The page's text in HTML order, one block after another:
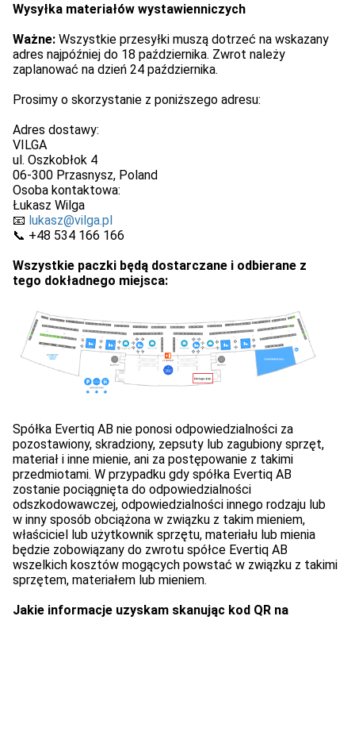
Wysyłka materiałów wystawienniczych
Ważne: Wszystkie przesyłki muszą dotrzeć na wskazany
adres najpóźniej do 18 października. Zwrot należy
zaplanować na dzień 24 października.
Prosimy o skorzystanie z poniższego adresu:
Adres dostawy:
VILGA
ul. Oszkobłok 4
06-300 Przasnysz, Poland
Osoba kontaktowa:
Łukasz Wilga
📧 lukasz@vilga.pl
📞 +48 534 166 166
Wszystkie paczki będą dostarczane i odbierane z
tego dokładnego miejsca:
Spółka Evertiq AB nie ponosi odpowiedzialności za
pozostawiony, skradziony, zepsuty lub zagubiony sprzęt,
materiał i inne mienie, ani za postępowanie z takimi
przedmiotami. W przypadku gdy spółka Evertiq AB
zostanie pociągnięta do odpowiedzialności
odszkodowawczej, odpowiedzialności innego rodzaju lub
w inny sposób obciążona w związku z takim mieniem,
właściciel lub użytkownik sprzętu, materiału lub mienia
będzie zobowiązany do zwrotu spółce Evertiq AB
wszelkich kosztów mogących powstać w związku z takimi
sprzętem, materiałem lub mieniem.
Jakie informacje uzyskam skanując kod QR na